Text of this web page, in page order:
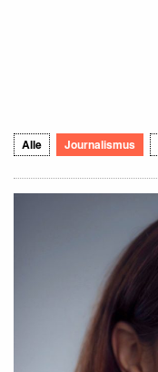
Alle Journalismus